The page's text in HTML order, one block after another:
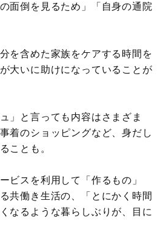
面倒を見るため」「自身の通院
を含めた家族をケアする時間を
大いに助けになっていることが
」と言っても内容はさまざま
着のショッピングなど、身だし
ことも。
ビスを利用して「作るもの」
働き生活の、「とにかく時間
なるような暮らしぶりが、目に